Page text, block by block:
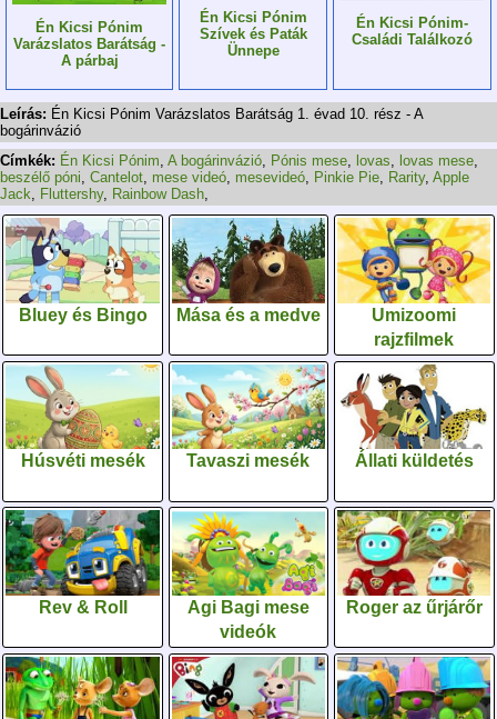
Én Kicsi Pónim
Varázslatos Barátság -
A párbaj
Én Kicsi Pónim
Szívek és Paták
Ünnepe
Én Kicsi Pónim-
Családi Találkozó
Leírás: Én Kicsi Pónim Varázslatos Barátság 1. évad 10. rész - A
bogárinvázió
Címkék: Én Kicsi Pónim, A bogárinvázió, Pónis mese, lovas, lovas mese,
beszélő póni, Cantelot, mese videó, mesevideó, Pinkie Pie, Rarity, Apple
Jack, Fluttershy, Rainbow Dash,
Bluey és Bingo Mása és a medve
Umizoomi
rajzfilmek
Húsvéti mesék Tavaszi mesék Állati küldetés
Rev & Roll
Agi Bagi mese
videók
Roger az űrjárőr